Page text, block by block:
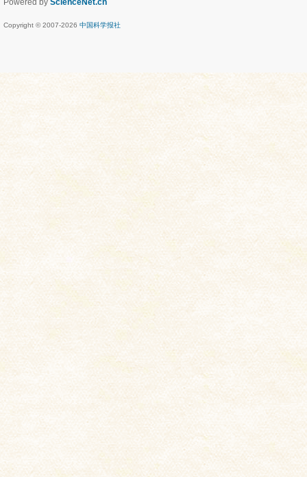
Powered by ScienceNet.cn
Copyright © 2007-2026 中国科学报社